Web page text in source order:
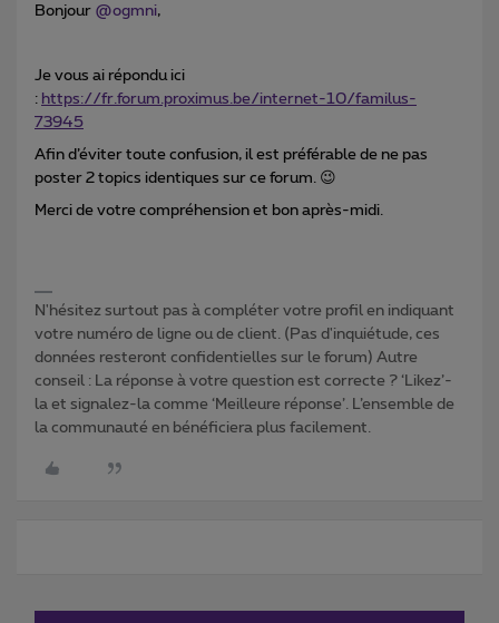
Bonjour ​ @ogmni,
Je vous ai répondu ici
: https://fr.forum.proximus.be/internet-10/familus-
73945
Afin d’éviter toute confusion, il est préférable de ne pas
poster 2 topics identiques sur ce forum. 😉
Merci de votre compréhension et bon après-midi.
N'hésitez surtout pas à compléter votre profil en indiquant
votre numéro de ligne ou de client. (Pas d'inquiétude, ces
données resteront confidentielles sur le forum) Autre
conseil : La réponse à votre question est correcte ? ‘Likez’-
la et signalez-la comme ‘Meilleure réponse’. L’ensemble de
la communauté en bénéficiera plus facilement.